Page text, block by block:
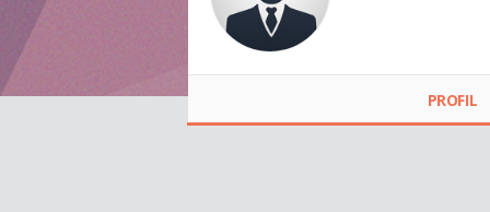
PROFIL